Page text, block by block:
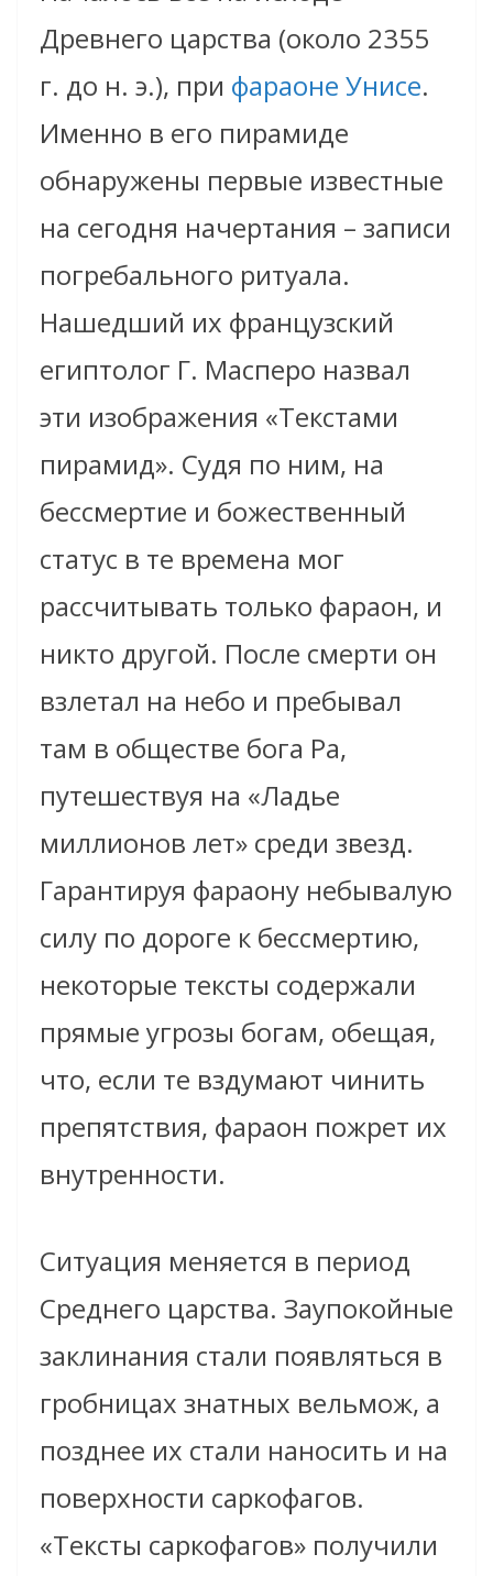
Древнего царства (около 2355
г. до н. э.), при фараоне Унисе.
Именно в его пирамиде
обнаружены первые известные
на сегодня начертания – записи
погребального ритуала.
Нашедший их французский
египтолог Г. Масперо назвал
эти изображения «Текстами
пирамид». Судя по ним, на
бессмертие и божественный
статус в те времена мог
рассчитывать только фараон, и
никто другой. После смерти он
взлетал на небо и пребывал
там в обществе бога Ра,
путешествуя на «Ладье
миллионов лет» среди звезд.
Гарантируя фараону небывалую
силу по дороге к бессмертию,
некоторые тексты содержали
прямые угрозы богам, обещая,
что, если те вздумают чинить
препятствия, фараон пожрет их
внутренности.
Ситуация меняется в период
Среднего царства. Заупокойные
заклинания стали появляться в
гробницах знатных вельмож, а
позднее их стали наносить и на
поверхности саркофагов.
«Тексты саркофагов» получили